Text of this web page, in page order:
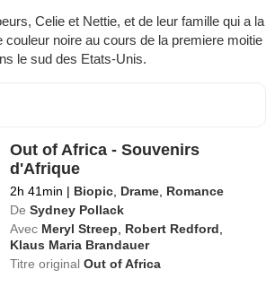
Celie et Nettie, et de leur famille qui a la
couleur noire au cours de la premiere moitie
le sud des Etats-Unis.
Out of Africa - Souvenirs
d'Afrique
2h 41min | Biopic Drame Romance
De Sydney Pollack
Avec Meryl Streep Robert Redford
Klaus Maria Brandauer
Titre originalOut of Africa